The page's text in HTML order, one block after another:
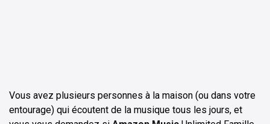
Vous avez plusieurs personnes à la maison (ou dans votre
entourage) qui écoutent de la musique tous les jours, et